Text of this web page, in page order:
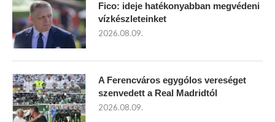
Fico: ideje hatékonyabban megvédeni
vízkészleteinket
2026.08.09.
A Ferencváros egygólos vereséget
szenvedett a Real Madridtól
2026.08.09.